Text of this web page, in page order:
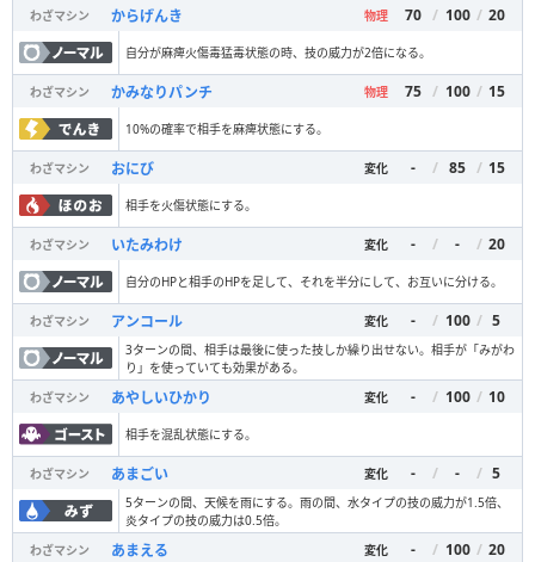
わざマシン からげんき 物理 70 / 100 / 20
自分が麻痺火傷毒猛毒状態の時、技の威力が2倍になる。
わざマシン かみなりパンチ 物理 75 / 100 / 15
10%の確率で相手を麻痺状態にする。
わざマシン おにび 変化 - / 85 / 15
相手を火傷状態にする。
わざマシン いたみわけ 変化 - / - / 20
自分のHPと相手のHPを足して、それを半分にして、お互いに分ける。
わざマシン アンコール 変化 - / 100 / 5
3ターンの間、相手は最後に使った技しか繰り出せない。相手が「みがわ
り」を使っていても効果がある。
わざマシン
あやしいひかり 変化 - / 100 / 10
相手を混乱状態にする。
わざマシン あまごい 変化 - / - / 5
5ターンの間、天候を雨にする。雨の間、水タイプの技の威力が1.5倍、
炎タイプの技の威力は0.5倍。
わざマシン
あまえる 変化 - / 100 / 20